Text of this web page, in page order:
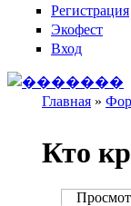
Регистрация
Экофест
Вход
Главная »
Кто